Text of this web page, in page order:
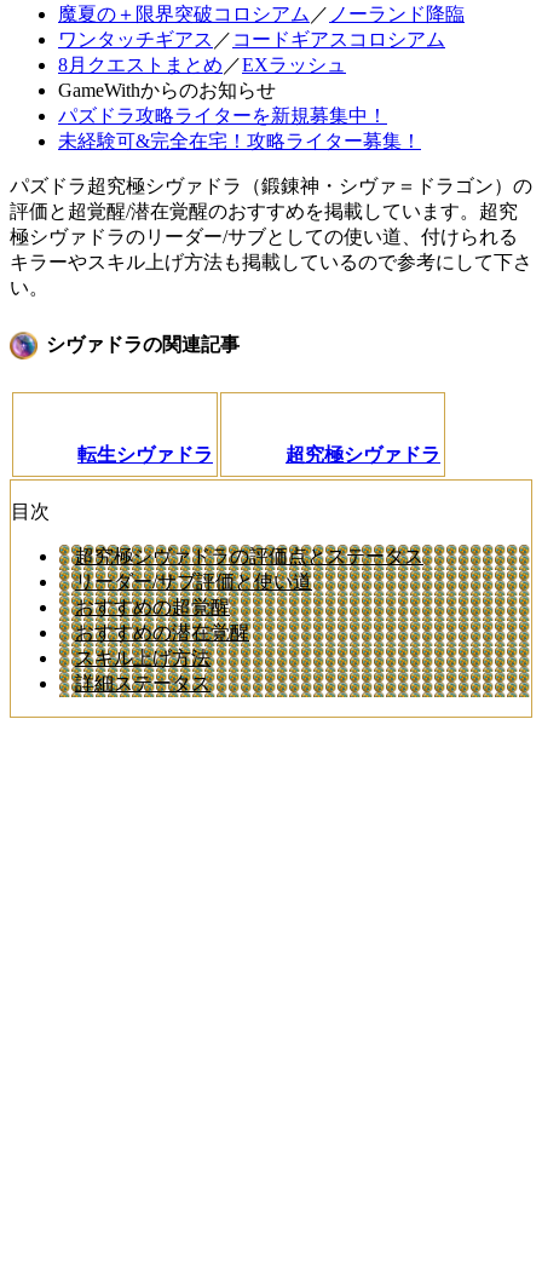
魔夏の＋限界突破コロシアム ／ ノーランド降臨
ワンタッチギアス ／ コードギアスコロシアム
8月クエストまとめ ／EXラッシュ
GameWithからのお知らせ
パズドラ攻略ライターを新規募集中！
未経験可&完全在宅！攻略ライター募集！
パズドラ超究極シヴァドラ（鍛錬神・シヴァ＝ドラゴン）の
評価と超覚醒/潜在覚醒のおすすめを掲載しています。超究
極シヴァドラのリーダー/サブとしての使い道、付けられる
キラーやスキル上げ方法も掲載しているので参考にして下さ
い。
シヴァドラの関連記事
転生シヴァドラ 超究極シヴァドラ
目次
超究極シヴァドラの評価点とステータス
リーダー/サブ評価と使い道
おすすめの超覚醒
おすすめの潜在覚醒
スキル上げ方法
詳細ステータス